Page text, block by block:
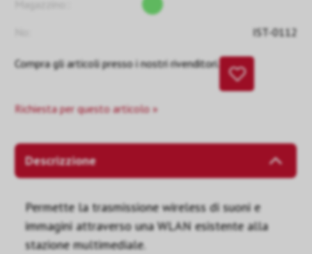
IST-0112
Compra gli articoli presso i nostri rivenditori.
Richiesta per questo articolo »
Descrizzione
Permette la trasmissione wireless di suoni e
immagini attraverso una WLAN esistente alla
stazione multimediale.